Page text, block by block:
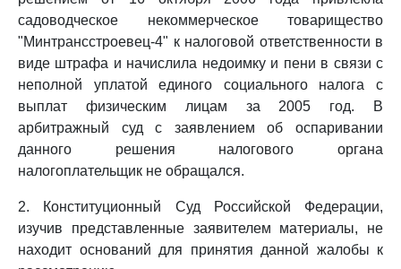
садоводческое некоммерческое товарищество
"Минтрансстроевец-4" к налоговой ответственности в
виде штрафа и начислила недоимку и пени в связи с
неполной уплатой единого социального налога с
выплат физическим лицам за 2005 год. В
арбитражный суд с заявлением об оспаривании
данного решения налогового органа
налогоплательщик не обращался.
2. Конституционный Суд Российской Федерации,
изучив представленные заявителем материалы, не
находит оснований для принятия данной жалобы к